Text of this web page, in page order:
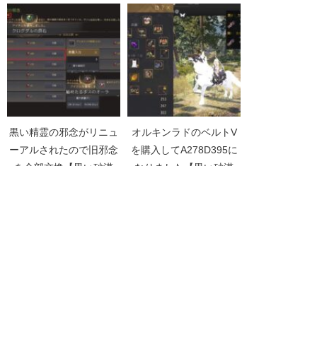
黒い精霊の邪念がリニュ
ーアルされたので旧邪念
を全部交換【黒い砂漠
オルキンラドのベルトV
を購入してA278D395に
なりました【黒い砂漠